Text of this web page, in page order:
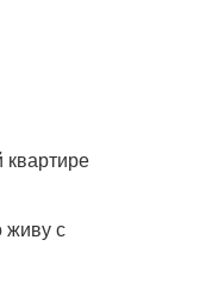
квартире
живу с